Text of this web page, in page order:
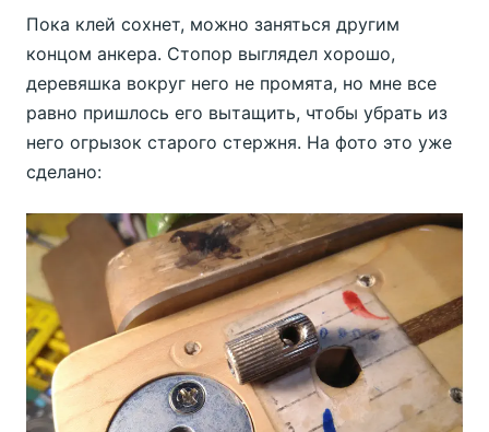
Пока клей сохнет, можно заняться другим
концом анкера. Стопор выглядел хорошо,
деревяшка вокруг него не промята, но мне все
равно пришлось его вытащить, чтобы убрать из
него огрызок старого стержня. На фото это уже
сделано: